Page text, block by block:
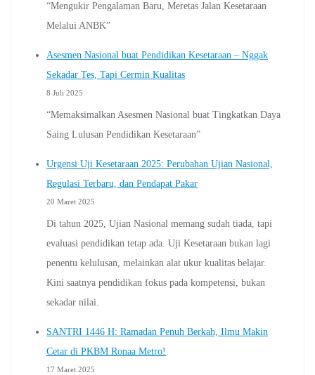
“Mengukir Pengalaman Baru, Meretas Jalan Kesetaraan
Melalui ANBK”
Asesmen Nasional buat Pendidikan Kesetaraan – Nggak
Sekadar Tes, Tapi Cermin Kualitas
8 Juli 2025
“Memaksimalkan Asesmen Nasional buat Tingkatkan Daya
Saing Lulusan Pendidikan Kesetaraan”
Urgensi Uji Kesetaraan 2025: Perubahan Ujian Nasional,
Regulasi Terbaru, dan Pendapat Pakar
20 Maret 2025
Di tahun 2025, Ujian Nasional memang sudah tiada, tapi
evaluasi pendidikan tetap ada. Uji Kesetaraan bukan lagi
penentu kelulusan, melainkan alat ukur kualitas belajar.
Kini saatnya pendidikan fokus pada kompetensi, bukan
sekadar nilai.
SANTRI 1446 H: Ramadan Penuh Berkah, Ilmu Makin
Cetar di PKBM Ronaa Metro!
17 Maret 2025